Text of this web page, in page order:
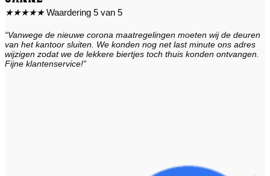
★★★★★ Waardering 5 van 5
“Vanwege de nieuwe corona maatregelingen moeten wij de deuren
van het kantoor sluiten. We konden nog net last minute ons adres
wijzigen zodat we de lekkere biertjes toch thuis konden ontvangen.
Fijne klantenservice!”